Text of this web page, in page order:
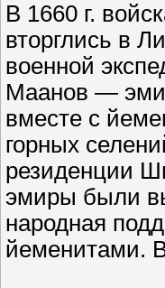
В 1660 г.
вторглись в
военной
Маанов —
вместе с
горных
резиденции
эмиры были
народная
йеменитами. В